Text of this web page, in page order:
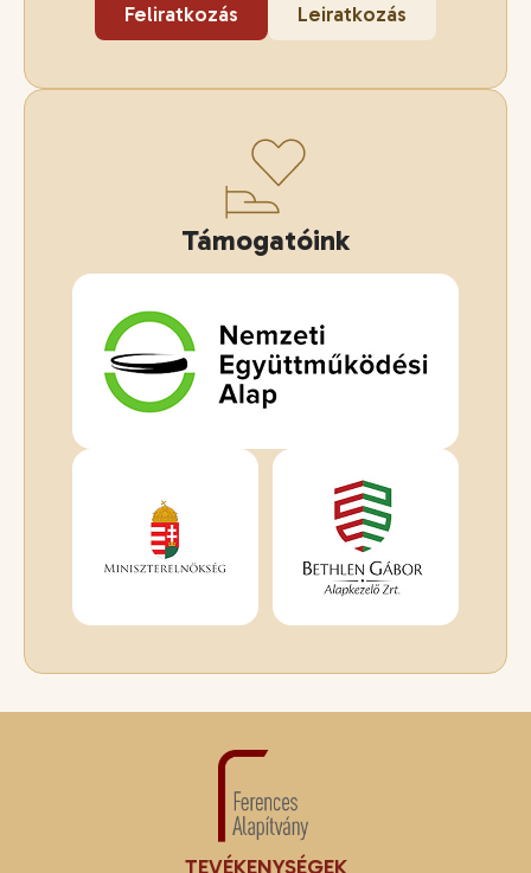
Feliratkozás Leiratkozás
Támogatóink
TEVÉKENYSÉGEK